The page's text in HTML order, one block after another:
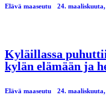
Elävä maaseutu 24.
Kyläillassa
kylän elämään ja
Elävä maaseutu 24.